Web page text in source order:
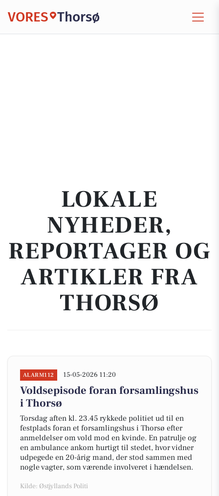
VORES Thorsø
LOKALE
NYHEDER,
REPORTAGER OG
ARTIKLER FRA
THORSØ
ALARM112 15-05-2026 11:20
Voldsepisode foran forsamlingshus
i Thorsø
Torsdag aften kl. 23.45 rykkede politiet ud til en
festplads foran et forsamlingshus i Thorsø efter
anmeldelser om vold mod en kvinde. En patrulje og
en ambulance ankom hurtigt til stedet, hvor vidner
udpegede en 20-årig mand, der stod sammen med
nogle vagter, som værende involveret i hændelsen.
Kilde: Østjyllands Politi